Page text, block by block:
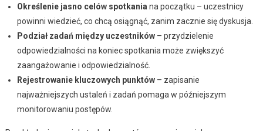
Określenie jasno celów spotkania na początku – uczestnicy
powinni wiedzieć, co chcą osiągnąć, zanim zacznie się dyskusja.
Podział zadań między uczestników– przydzielenie
odpowiedzialności na koniec spotkania może zwiększyć
zaangażowanie i odpowiedzialność.
Rejestrowanie kluczowych punktów– zapisanie
najważniejszych ustaleń i zadań pomaga w późniejszym
monitorowaniu postępów.